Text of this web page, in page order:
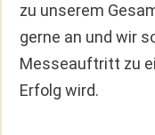
zu unserem
gerne an und wir
Messeauftritt zu
Erfolg wird.